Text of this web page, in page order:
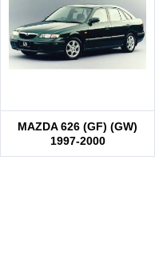
MAZDA 626 (GF) (GW)
1997-2000